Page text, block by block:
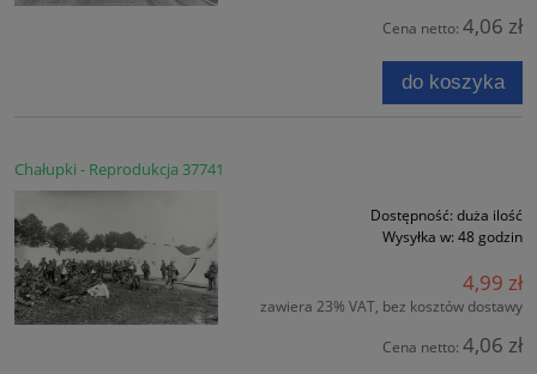
Cena netto: 4,06 zł
do koszyka
Chałupki - Reprodukcja 37741
Dostępność: duża ilość
Wysyłka w: 48 godzin
4,99 zł
zawiera 23% VAT, bez kosztów dostawy
Cena netto: 4,06 zł